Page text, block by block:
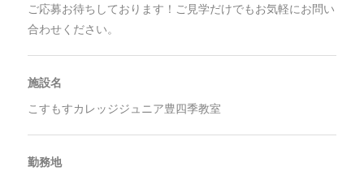
ご応募お待ちしております！ご見学だけでもお気軽にお問い
合わせください。
施設名
こすもすカレッジジュニア豊四季教室
勤務地